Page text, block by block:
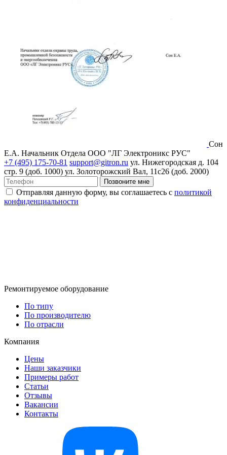
Сон
Е.А. Начальник Отдела ООО "ЛГ Электроникс РУС"
+7 (495) 175-70-81 support@gitron.ru ул. Нижегородская д. 104
стр. 9 (доб. 1000) ул. Золоторожский Вал, 11с26 (доб. 2000)
Позвоните мне
Отправляя данную форму, вы соглашаетесь с политикой
конфиденциальности
Ремонтируемое оборудование
По типу
По производителю
По отрасли
Компания
Цены
Наши заказчики
Примеры работ
Статьи
Отзывы
Вакансии
Контакты